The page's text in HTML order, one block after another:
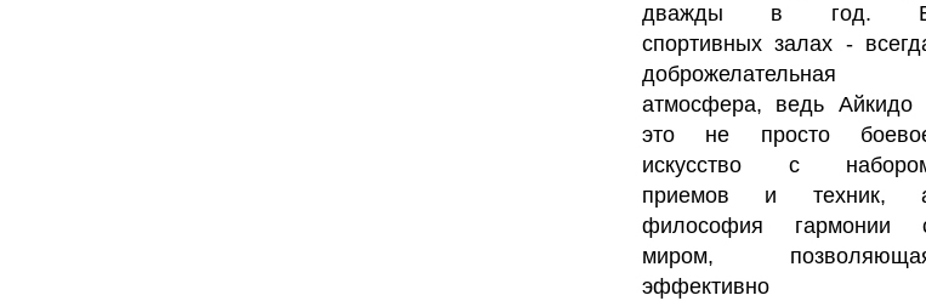
дважды в год.
спортивных залах -
доброжелательная
атмосфера, ведь Айкидо
это не просто
искусство с
приемов и техник,
философия гармонии
миром,
эффективно